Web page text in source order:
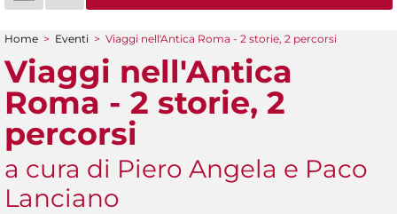
Tu sei qui
Home > Eventi > Viaggi nell'Antica Roma - 2 storie, 2 percorsi
Viaggi nell'Antica
Roma - 2 storie, 2
percorsi
a cura di Piero Angela e Paco
Lanciano